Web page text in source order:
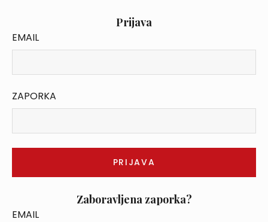
Prijava
EMAIL
ZAPORKA
Zaboravljena zaporka?
EMAIL